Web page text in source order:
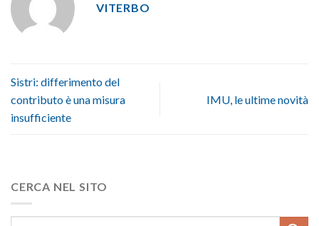
VITERBO
Sistri: differimento del
contributo è una misura
insufficiente
IMU, le ultime novità
CERCA NEL SITO